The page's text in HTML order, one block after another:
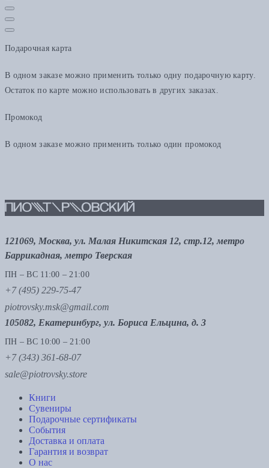
Подарочная карта
В одном заказе можно применить только одну подарочную карту.
Остаток по карте можно использовать в других заказах.
Промокод
В одном заказе можно применить только один промокод
121069, Москва, ул. Малая Никитская 12, стр.12, метро
Баррикадная, метро Тверская
ПН – ВС 11:00 – 21:00
+7 (495) 229-75-47
piotrovsky.msk@gmail.com
105082, Екатеринбург, ул. Бориса Ельцина, д. 3
ПН – ВС 10:00 – 21:00
+7 (343) 361-68-07
sale@piotrovsky.store
Книги
Сувениры
Подарочные сертификаты
События
Доставка и оплата
Гарантия и возврат
О нас